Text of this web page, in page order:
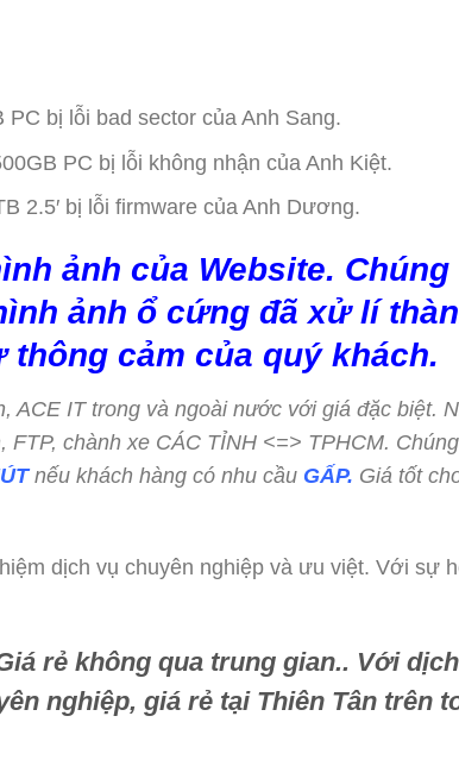
bị lỗi bad sector của Anh Sang.
PC bị lỗi không nhận của Anh Kiệt.
2.5′ bị lỗi firmware của Anh Dương.
ảnh của Website. Chúng
ảnh ổ cứng đã xử lí
cảm của quý khách.
ACE IT trong và ngoài nước với giá đặc biệt.
chành xe CÁC TỈNH <=> TPHCM.
nếu khách hàng có nhu cầu GẤP. Giá tốt
dịch vụ chuyên nghiệp và ưu việt. Với sự
rẻ không qua trung gian.. Với
nghiệp, giá rẻ tại Thiên Tân trên